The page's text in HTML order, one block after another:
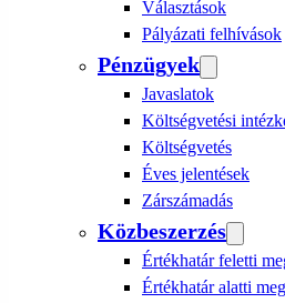
Választások
Pályázati felhívások
Pénzügyek
Javaslatok
Költségvetési
Költségvetés
Éves jelentések
Zárszámadás
Közbeszerzés
Értékhatár feletti
Értékhatár alatti